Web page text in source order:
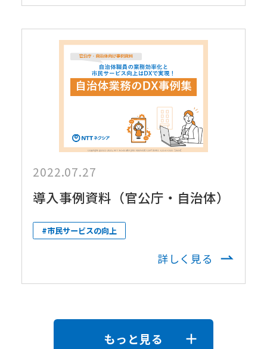
2022.07.27
導入事例資料（官公庁・自治体）
#市民サービスの向上
詳しく見る
もっと見る